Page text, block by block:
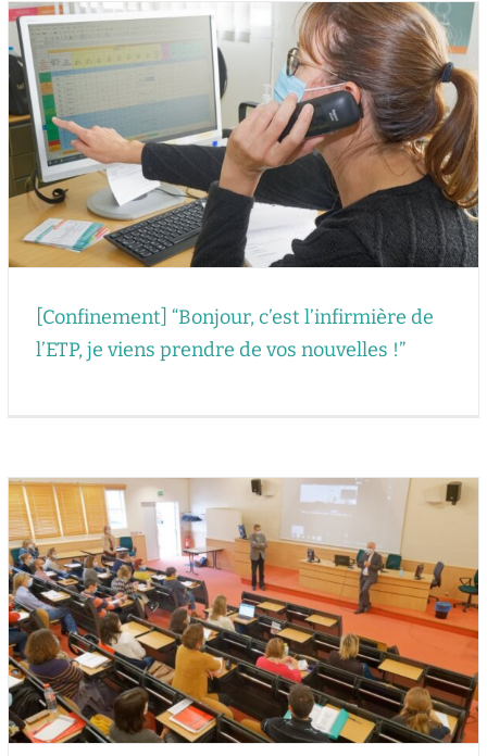
[Confinement] “Bonjour, c’est l’infirmière de
l’ETP, je viens prendre de vos nouvelles !”